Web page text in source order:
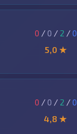
0 / 0 / 2 /0
5,0 ★
0 / 0 / 2 /0
4,8 ★